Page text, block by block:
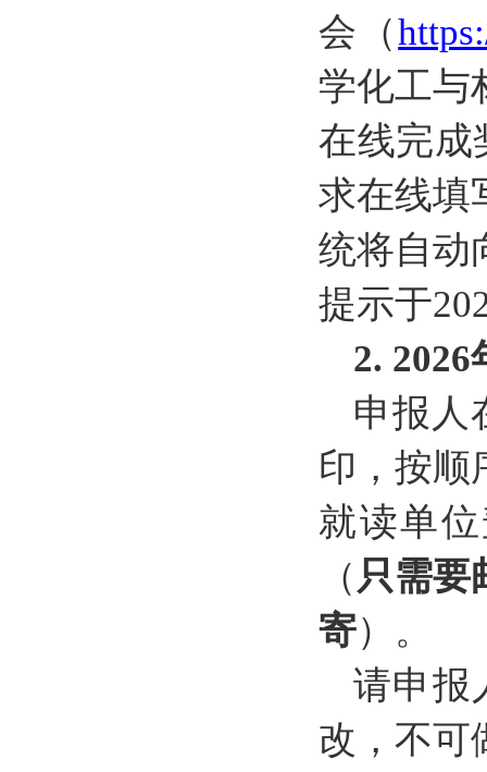
会（
学化工与
在线完成
求在线填
统将自动
提示于
2. 2026
申报人
印，按顺
就读单
（ 只需要
寄）。
请申报
改，不可